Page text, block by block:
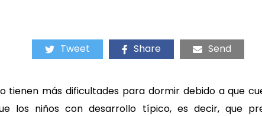
Tweet Share Send
tienen más dificultades para dormir debido a que
los niños con desarrollo típico, es decir, que